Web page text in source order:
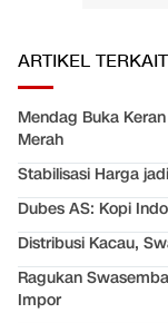
ARTIKEL TERKAIT
Mendag Buka
Merah
Stabilisasi Harga
Dubes AS: Kopi
Distribusi Kacau,
Ragukan
Impor